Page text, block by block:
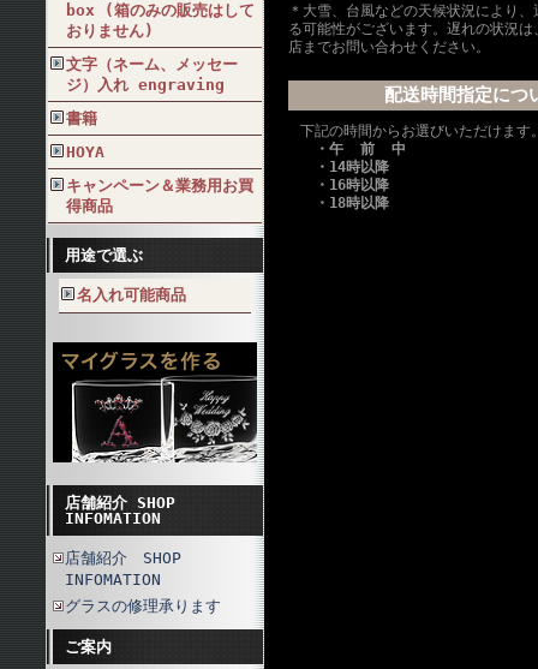
box (箱のみの販売はして
おりません)
文字（ネーム、メッセー
ジ）入れ engraving
書籍
HOYA
キャンペーン＆業務用お買
得商品
用途で選ぶ
名入れ可能商品
店舗紹介 SHOP
INFOMATION
店舗紹介 SHOP
INFOMATION
グラスの修理承ります
ご案内
＊大雪、台風などの天候状況により
る可能性がございます。遅れの状況
店までお問い合わせください。
配送時間指定につ
下記の時間からお選びいただけます
・午 前 中
・14時以降
・16時以降
・18時以降